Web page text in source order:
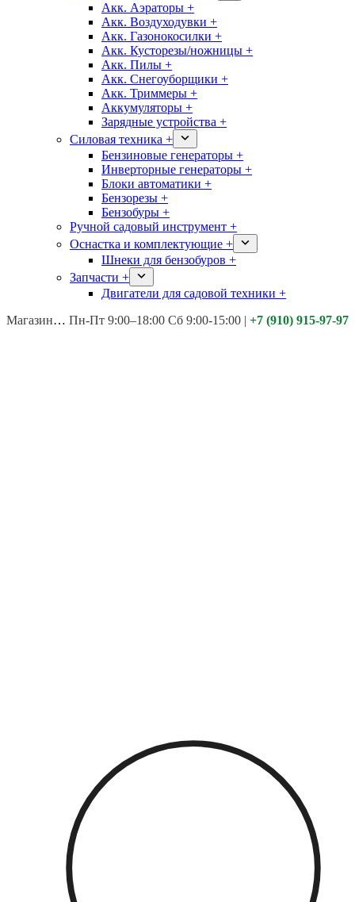
Акк. Аэраторы +
Акк. Воздуходувки +
Акк. Газонокосилки +
Акк. Кусторезы/ножницы +
Акк. Пилы +
Акк. Снегоуборщики +
Акк. Триммеры +
Аккумуляторы +
Зарядные устройства +
Силовая техника +
Бензиновые генераторы +
Инверторные генераторы +
Блоки автоматики +
Бензорезы +
Бензобуры +
Ручной садовый инструмент +
Оснастка и комплектующие +
Шнеки для бензобуров +
Запчасти +
Двигатели для садовой техники +
Магазины: Калуга ул. Московская д.113
Пн-Пт 9:00–18:00 Сб 9:00-15:00 | +7 (910) 915-97-97